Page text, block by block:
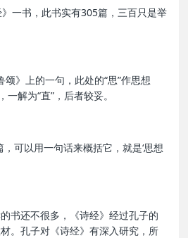
一书，此书实有305篇，三百只是举
颂》上的一句，此处的“思”作思想
解为“直”，后者较妥。
可以用一句话来概括它，就是‘思想
书还不很多，《诗经》经过孔子的
。孔子对《诗经》有深入研究，所